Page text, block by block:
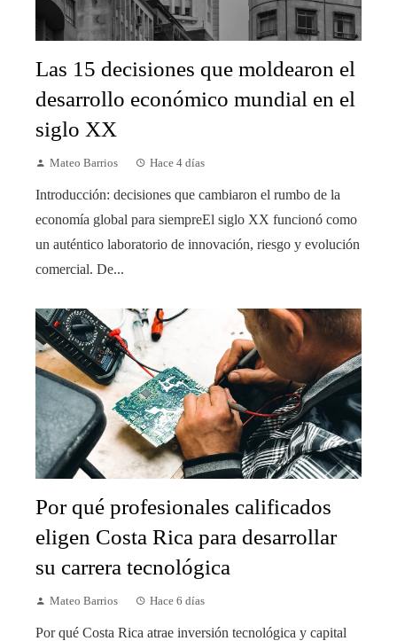
Las 15 decisiones que moldearon el
desarrollo económico mundial en el
siglo XX
Mateo Barrios Hace 4 días
Introducción: decisiones que cambiaron el rumbo de la
economía global para siempreEl siglo XX funcionó como
un auténtico laboratorio de innovación, riesgo y evolución
comercial. De...
Por qué profesionales calificados
eligen Costa Rica para desarrollar
su carrera tecnológica
Mateo Barrios Hace 6 días
Por qué Costa Rica atrae inversión tecnológica y capital